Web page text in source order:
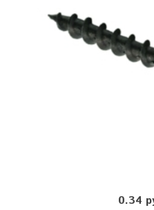
0.34